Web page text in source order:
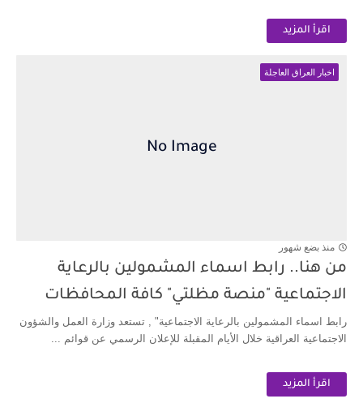
اقرأ المزيد
اخبار العراق العاجلة
منذ بضع شهور
من هنا.. رابط اسماء المشمولين بالرعاية
الاجتماعية "منصة مظلتي" كافة المحافظات
رابط اسماء المشمولين بالرعاية الاجتماعية" , تستعد وزارة العمل والشؤون
الاجتماعية العراقية خلال الأيام المقبلة للإعلان الرسمي عن قوائم ...
اقرأ المزيد